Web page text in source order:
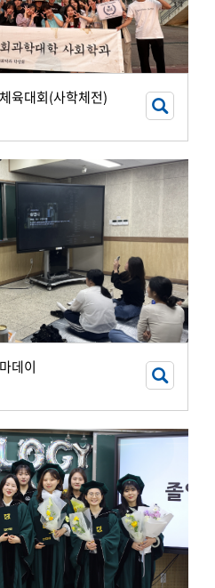
육대회(사학체전)
데이